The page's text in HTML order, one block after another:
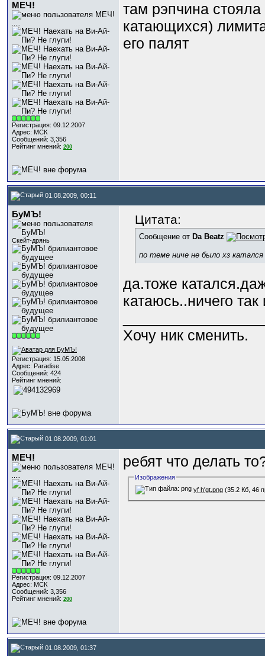
МЕЧ!
Регистрация: 09.12.2007
Адрес: МСК
Сообщений: 3,356
Рейтинг мнений: 200
там рэпчина стояла
катающихся)
его палят
01.08.2009, 00:11
БуМЪ!
Скейт-дрянь
Регистрация: 15.05.2008
Адрес: Paradise
Сообщений: 424
Рейтинг мнений:
Цитата:
Сообщение от Da Beatz
по теме ниче не было хз
да.тоже
катаюсь..ничего
Хочу ник сменить.
01.08.2009, 01:01
МЕЧ!
Регистрация: 09.12.2007
Адрес: МСК
Сообщений: 3,356
Рейтинг мнений: 200
ребят что делать
Изображения
yf h'gt.png (35.2 Кб, 46
01.08.2009, 01:37